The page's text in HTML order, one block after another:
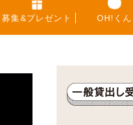
募集&プレゼント OH!くん